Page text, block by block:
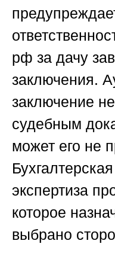
рф за дачу
заключения.
заключение
судебным
может его не
экспертиза
которое
выбрано